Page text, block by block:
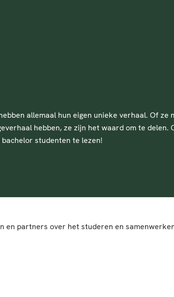
allemaal hun eigen unieke verhaal. Of
hebben, ze zijn het waard om te
studenten te lezen!
partners over het studeren en